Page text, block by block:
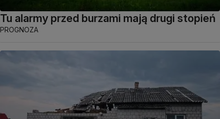
Tu alarmy przed burzami mają drugi stopień
PROGNOZA